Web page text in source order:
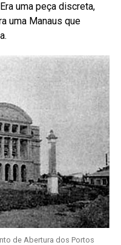
uma peça discreta,
uma Manaus que
de Abertura dos Portos